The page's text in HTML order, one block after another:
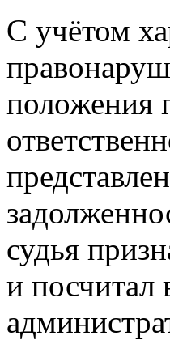
С учётом
положения
судья
и посчитал